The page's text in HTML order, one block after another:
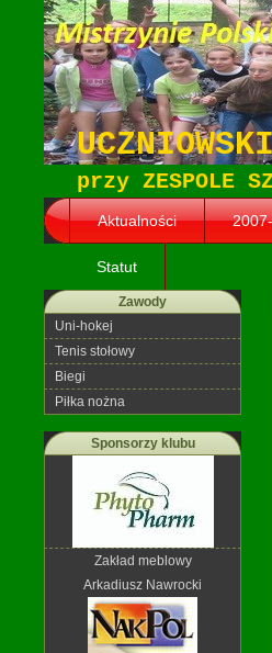
przy ZESPOLE
Aktualności
Statut
Zawody
Uni-hokej
Tenis stołowy
Biegi
Piłka nożna
Sponsorzy klubu
Zakład meblowy
Arkadiusz Nawrocki